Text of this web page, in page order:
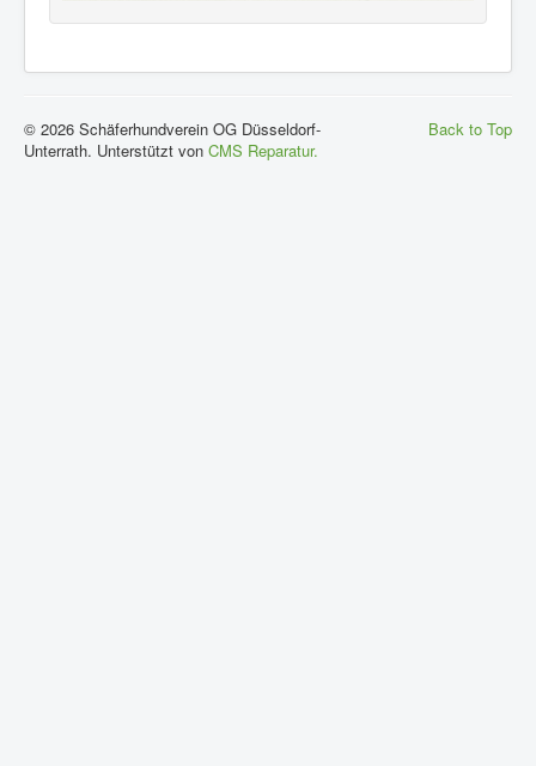
Back to Top
© 2026 Schäferhundverein OG Düsseldorf-
Unterrath. Unterstützt von CMS Reparatur.